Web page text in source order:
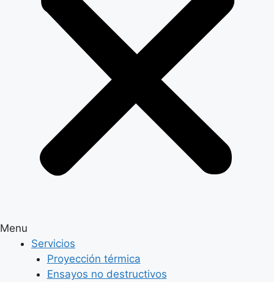
Menu
Servicios
Proyección térmica
Ensayos no destructivos